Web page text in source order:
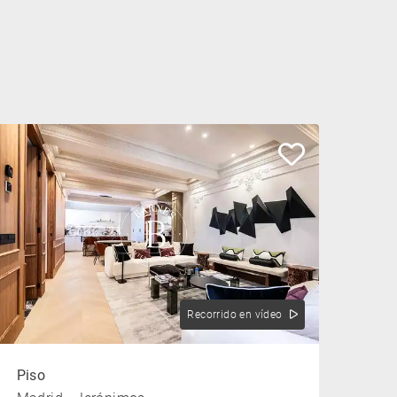
Recorrido en vídeo
Piso